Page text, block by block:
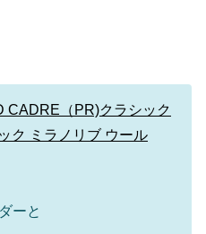
CADRE（PR)クラシック
ク ミラノリブ ウール
ーと